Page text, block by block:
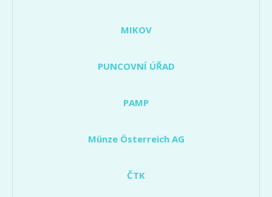
MIKOV
PUNCOVNÍ ÚŘAD
PAMP
Münze Österreich AG
ČTK